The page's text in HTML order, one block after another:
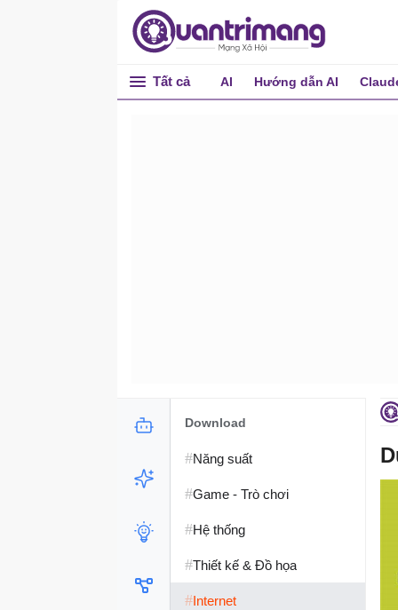
Tất cả AI Hướng dẫn AI
Download
#Năng suất
#Game - Trò chơi
#Hệ thống
#Thiết kế & Đồ họa
#Internet